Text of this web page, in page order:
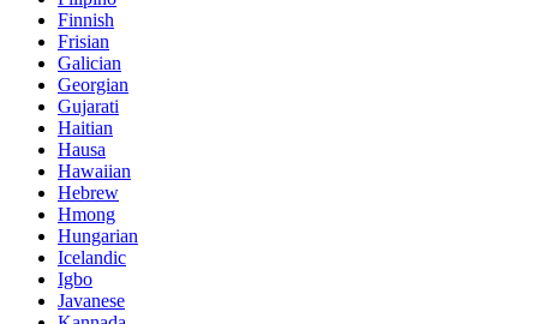
Finnish
Frisian
Galician
Georgian
Gujarati
Haitian
Hausa
Hawaiian
Hebrew
Hmong
Hungarian
Icelandic
Igbo
Javanese